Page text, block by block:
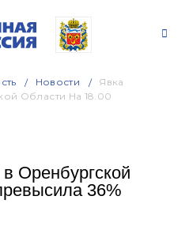
Новости
Явка
Области На 18.00
Оренбургской
36%